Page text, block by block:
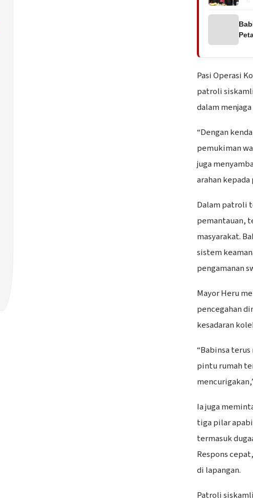
Pasi Operasi
patroli
dalam
“Dengan
pemukiman
juga
arahan kepada
Dalam patroli
pemantauan,
masyarakat.
sistem
pengamanan
Mayor Heru
pencegahan
kesadaran
“Babinsa
pintu rumah
Ia juga
tiga pilar
termasuk
Respons
di lapangan.
Patroli